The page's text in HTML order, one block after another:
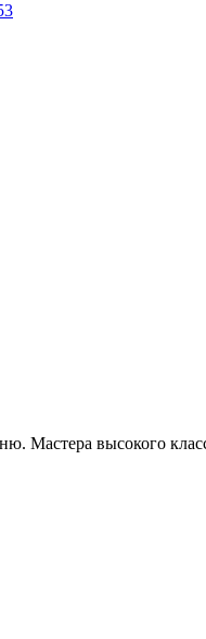
Мастера высокого